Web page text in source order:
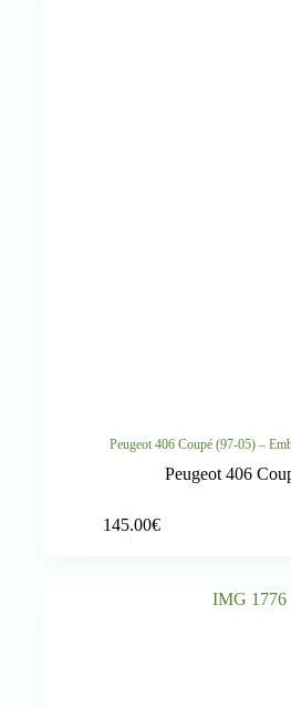
Peugeot 406 Coupé (97-05) –
Peugeot 406
145.00€